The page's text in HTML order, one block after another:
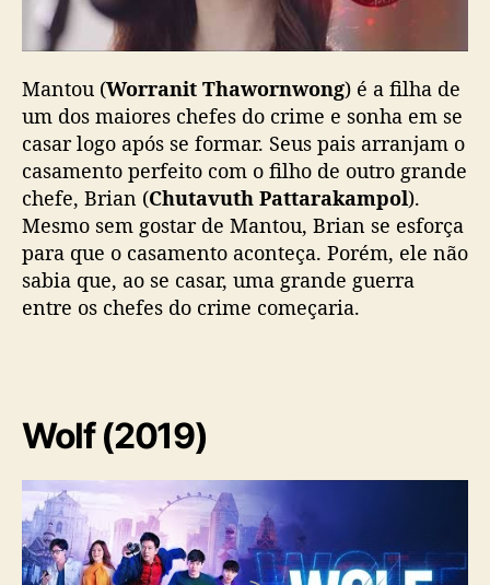
Mantou (Worranit Thawornwong) é a filha de
um dos maiores chefes do crime e sonha em se
casar logo após se formar. Seus pais arranjam o
casamento perfeito com o filho de outro grande
chefe, Brian (Chutavuth Pattarakampol).
Mesmo sem gostar de Mantou, Brian se esforça
para que o casamento aconteça. Porém, ele não
sabia que, ao se casar, uma grande guerra
entre os chefes do crime começaria.
Wolf (2019)